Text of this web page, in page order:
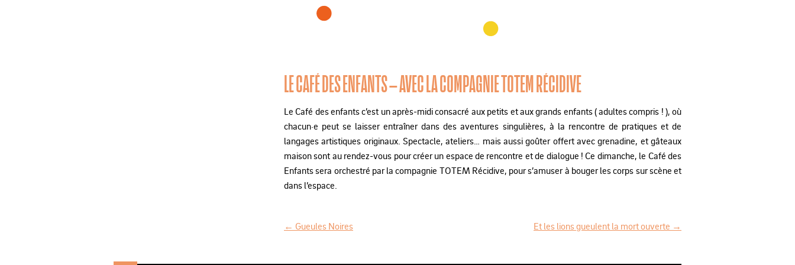
LE CAFÉ DES ENFANTS – AVEC LA COMPAGNIE TOTEM RÉCIDIVE
Le Café des enfants c’est un après-midi consacré aux petits et aux grands enfants ( adultes compris ! ), où
chacun·e peut se laisser entraîner dans des aventures singulières, à la rencontre de pratiques et de
langages artistiques originaux. Spectacle, ateliers… mais aussi goûter offert avec grenadine, et gâteaux
maison sont au rendez-vous pour créer un espace de rencontre et de dialogue ! Ce dimanche, le Café des
Enfants sera orchestré par la compagnie TOTEM Récidive, pour s’amuser à bouger les corps sur scène et
dans l’espace.
← Gueules Noires Et les lions gueulent la mort ouverte →